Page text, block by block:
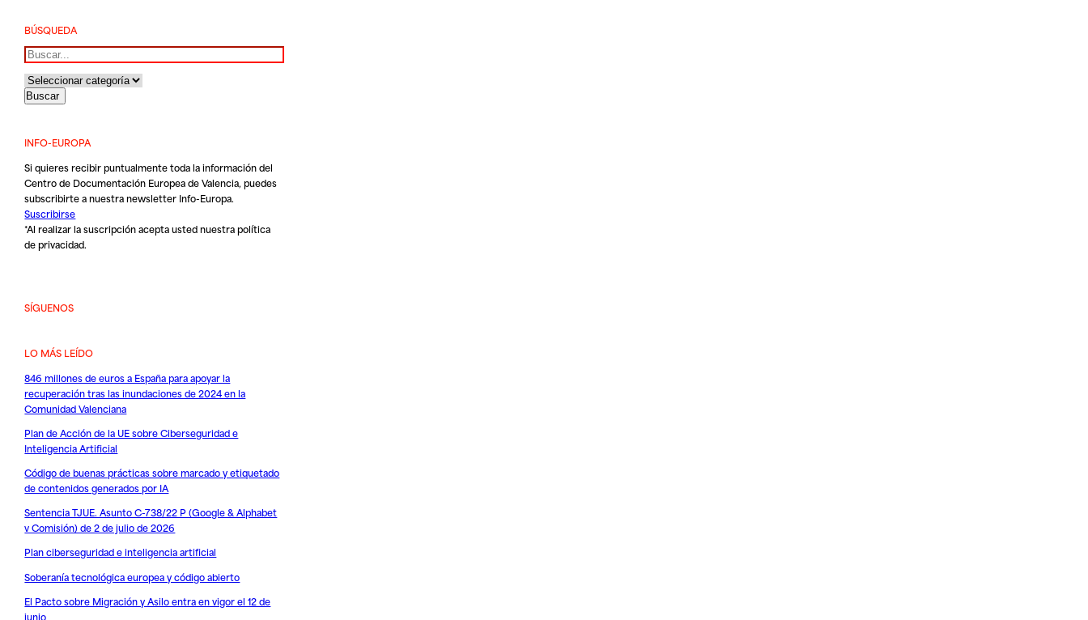
BÚSQUEDA
Buscar
INFO-EUROPA
Si quieres recibir puntualmente toda la información del
Centro de Documentación Europea de Valencia, puedes
subscribirte a nuestra newsletter Info-Europa.
Suscribirse
*Al realizar la suscripción acepta usted nuestrapolítica
de privacidad.
SÍGUENOS
LO MÁS LEÍDO
846 millones de euros a España para apoyar la
recuperación tras las inundaciones de 2024 en la
Comunidad Valenciana
Plan de Acción de la UE sobre Ciberseguridad e
Inteligencia Artificial
Código de buenas prácticas sobre marcado y etiquetado
de contenidos generados por IA
Sentencia TJUE. Asunto C-738/22 P (Google & Alphabet
v Comisión) de 2 de julio de 2026
Plan ciberseguridad e inteligencia artificial
Soberanía tecnológica europea y código abierto
El Pacto sobre Migración y Asilo entra en vigor el 12 de
junio